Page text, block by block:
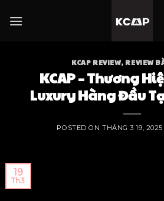
KCAP REVIEW, REVIEW
KCAP – Thương
Luxury Hàng Đầu
POSTED ON THÁNG 3 19, 2025
19
Th3